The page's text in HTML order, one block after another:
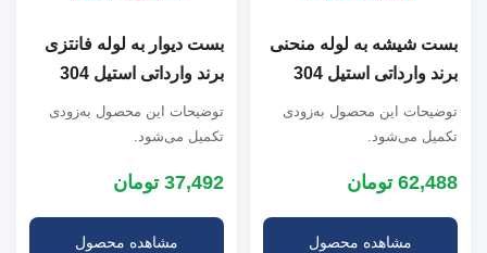
بست شیشه به لوله منحنی
برند وارداتی استیل 304
توضیحات این محصول به‌زودی
تکمیل می‌شود.
62,488 تومان
مشاهده محصول
بست دیوار به لوله فانتزی
برند وارداتی استیل 304
توضیحات این محصول به‌زودی
تکمیل می‌شود.
37,492 تومان
مشاهده محصول